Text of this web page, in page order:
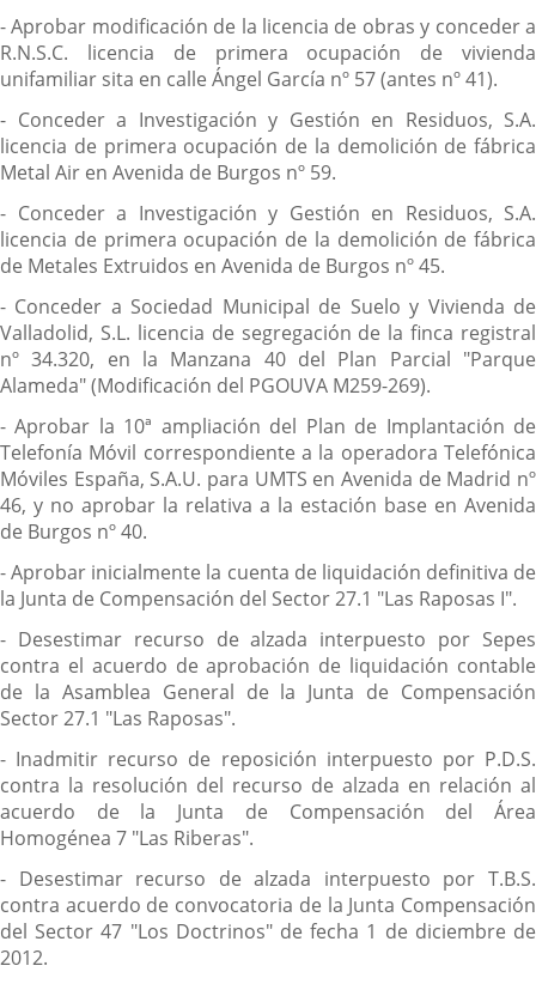
- Aprobar modificación de la licencia de obras y conceder a
R.N.S.C. licencia de primera ocupación de vivienda
unifamiliar sita en calle Ángel García nº 57 (antes nº 41).
- Conceder a Investigación y Gestión en Residuos, S.A.
licencia de primera ocupación de la demolición de fábrica
Metal Air en Avenida de Burgos nº 59.
- Conceder a Investigación y Gestión en Residuos, S.A.
licencia de primera ocupación de la demolición de fábrica
de Metales Extruidos en Avenida de Burgos nº 45.
- Conceder a Sociedad Municipal de Suelo y Vivienda de
Valladolid, S.L. licencia de segregación de la finca registral
nº 34.320, en la Manzana 40 del Plan Parcial "Parque
Alameda" (Modificación del PGOUVA M259-269).
- Aprobar la 10ª ampliación del Plan de Implantación de
Telefonía Móvil correspondiente a la operadora Telefónica
Móviles España, S.A.U. para UMTS en Avenida de Madrid nº
46, y no aprobar la relativa a la estación base en Avenida
de Burgos nº 40.
- Aprobar inicialmente la cuenta de liquidación definitiva de
la Junta de Compensación del Sector 27.1 "Las Raposas I".
- Desestimar recurso de alzada interpuesto por Sepes
contra el acuerdo de aprobación de liquidación contable
de la Asamblea General de la Junta de Compensación
Sector 27.1 "Las Raposas".
- Inadmitir recurso de reposición interpuesto por P.D.S.
contra la resolución del recurso de alzada en relación al
acuerdo de la Junta de Compensación del Área
Homogénea 7 "Las Riberas".
- Desestimar recurso de alzada interpuesto por T.B.S.
contra acuerdo de convocatoria de la Junta Compensación
del Sector 47 "Los Doctrinos" de fecha 1 de diciembre de
2012.